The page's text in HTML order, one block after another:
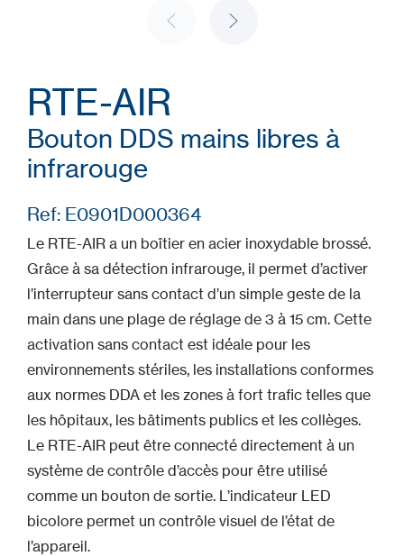
RTE-AIR
Bouton DDS mains libres à
infrarouge
Ref: E0901D000364
Le RTE-AIR a un boîtier en acier inoxydable brossé.
Grâce à sa détection infrarouge, il permet d’activer
l’interrupteur sans contact d’un simple geste de la
main dans une plage de réglage de 3 à 15 cm. Cette
activation sans contact est idéale pour les
environnements stériles, les installations conformes
aux normes DDA et les zones à fort trafic telles que
les hôpitaux, les bâtiments publics et les collèges.
Le RTE-AIR peut être connecté directement à un
système de contrôle d’accès pour être utilisé
comme un bouton de sortie. L’indicateur LED
bicolore permet un contrôle visuel de l’état de
l’appareil.